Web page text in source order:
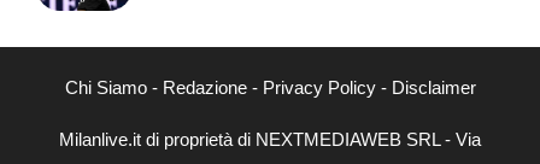
Chi Siamo- Redazione- Privacy Policy- Disclaimer
Milanlive.it di proprietà di NEXTMEDIAWEB SRL - Via